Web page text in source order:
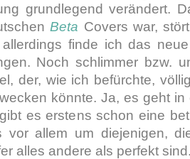
grundlegend verändert.
Beta Covers war,
finde ich das
Noch schlimmer bzw.
der, wie ich befürchte,
könnte. Ja, es geht
es erstens schon eine
vor allem um diejenigen,
alles andere als perfekt